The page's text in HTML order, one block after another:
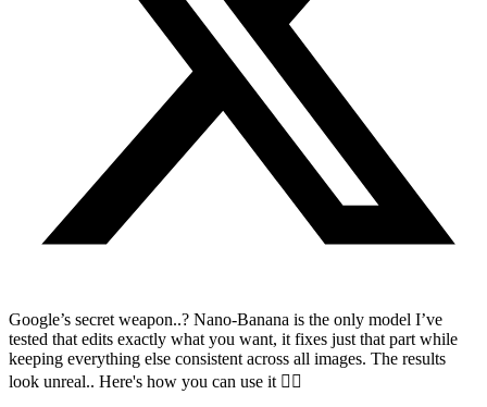
Google’s secret weapon..? Nano-Banana is the only model I’ve
tested that edits exactly what you want, it fixes just that part while
keeping everything else consistent across all images. The results
look unreal.. Here's how you can use it 👇🏻